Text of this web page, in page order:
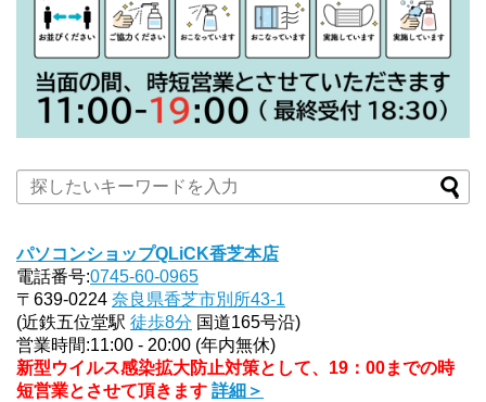
パソコンショップQLiCK香芝本店
電話番号:0745-60-0965
〒639-0224 奈良県香芝市別所43-1
(近鉄五位堂駅 徒歩8分 国道165号沿)
営業時間:11:00 - 20:00 (年内無休)
新型ウイルス感染拡大防止対策として、19：00までの時
短営業とさせて頂きます 詳細＞